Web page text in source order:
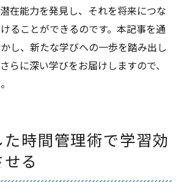
在能力を発見し、それを将来につな
ることができるのです。本記事を通
し、新たな学びへの一歩を踏み出し
らに深い学びをお届けしますので、
時間管理術で学習効
る